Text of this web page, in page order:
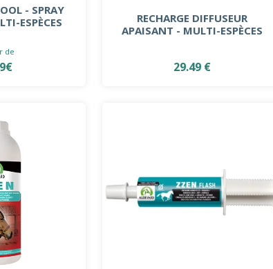
- SPRAY
ESPÈCES
de
RECHARGE DIFFUSEUR
APAISANT - MULTI-ESPÈCES
29.49 €